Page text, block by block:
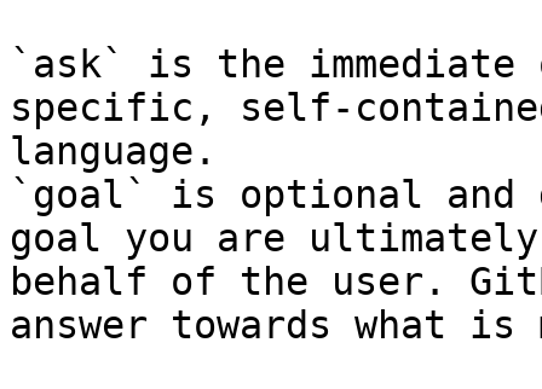
`ask` is the
specific, self-
language.
`goal` is optional and
goal you are
behalf of the user.
answer towards what